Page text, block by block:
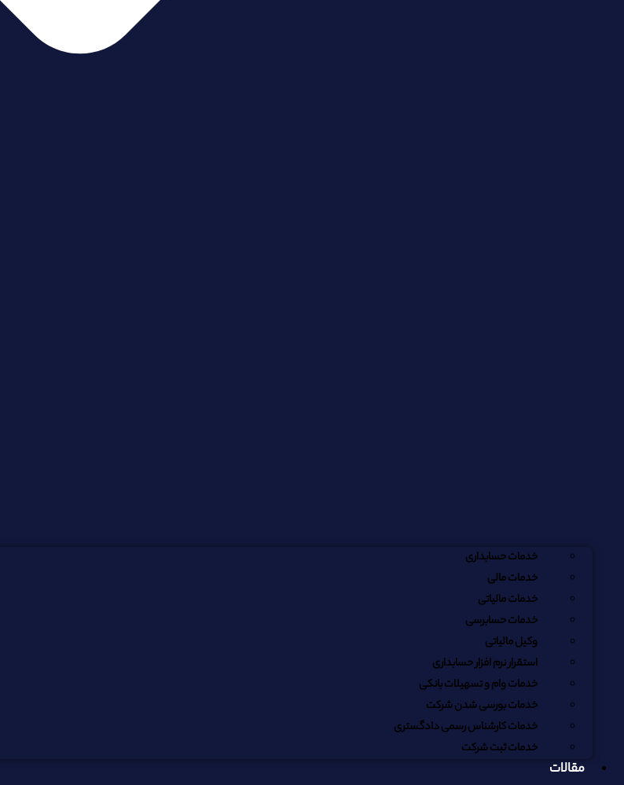
خدمات حسابداری
خدمات مالی
خدمات مالیاتی
خدمات حسابرسی
وکیل مالیاتی
استقرار نرم افزار حسابداری
خدمات وام و تسهیلات بانکی
خدمات بورسی شدن شرکت
خدمات کارشناس رسمی دادگستری
خدمات ثبت شرکت
مقالات